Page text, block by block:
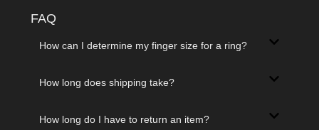
FAQ
How can I determine my finger size for a ring?
How long does shipping take?
How long do I have to return an item?